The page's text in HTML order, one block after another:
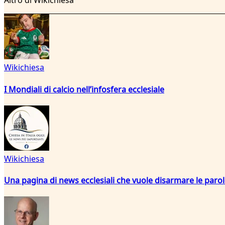
Wikichiesa
I Mondiali di calcio nell’infosfera ecclesiale
Wikichiesa
Una pagina di news ecclesiali che vuole disarmare le